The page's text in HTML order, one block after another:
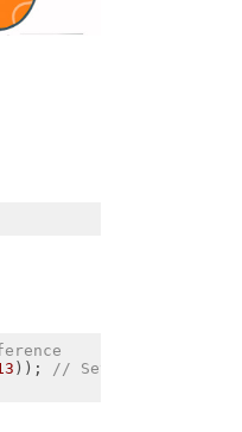
));
// Set targeted